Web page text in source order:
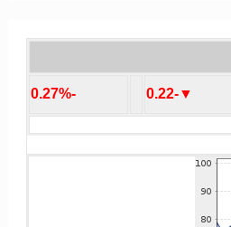
▼-0.22
-0.27%